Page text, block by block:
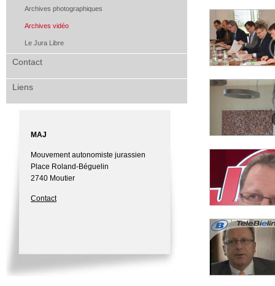
Archives photographiques
Archives vidéo
Le Jura Libre
Contact
Liens
MAJ
Mouvement autonomiste jurassien
Place Roland-Béguelin
2740 Moutier
Contact